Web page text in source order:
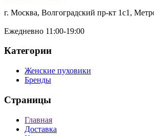
г. Москва, Волгоградский пр-кт 1с1,
Ежедневно 11:00-19:00
Категории
Женские пуховики
Бренды
Страницы
Главная
Доставка